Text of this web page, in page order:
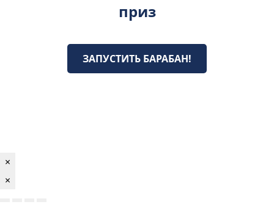
приз
ЗАПУСТИТЬ БАРАБАН!
×
×